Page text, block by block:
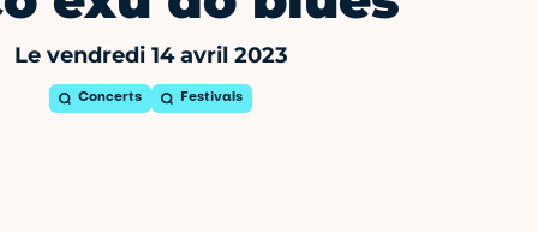
Le vendredi 14 avril 2023
Concerts Festivals